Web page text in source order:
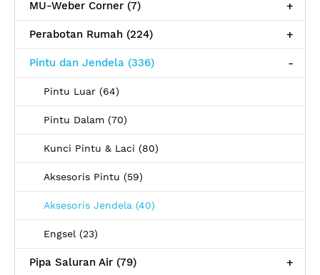
MU-Weber Corner (7) +
Perabotan Rumah (224) +
Pintu dan Jendela (336) -
Pintu Luar (64)
Pintu Dalam (70)
Kunci Pintu & Laci (80)
Aksesoris Pintu (59)
Aksesoris Jendela (40)
Engsel (23)
Pipa Saluran Air (79) +